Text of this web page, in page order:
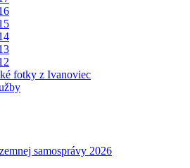
fotky z Ivanoviec
samosprávy 2026